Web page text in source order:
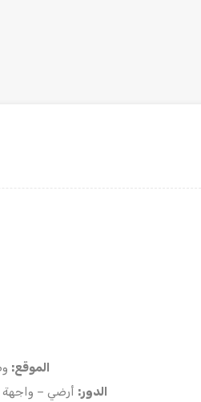
الموقع:
الدور: أرضي –